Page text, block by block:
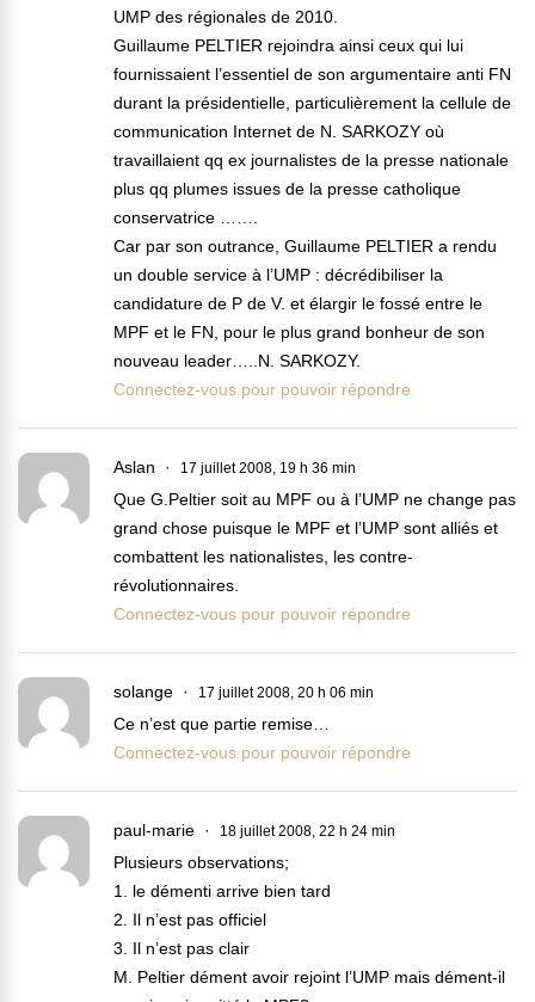
UMP des régionales de 2010.
Guillaume PELTIER rejoindra ainsi ceux qui lui
fournissaient l’essentiel de son argumentaire anti FN
durant la présidentielle, particulièrement la cellule de
communication Internet de N. SARKOZY où
travaillaient qq ex journalistes de la presse nationale
plus qq plumes issues de la presse catholique
conservatrice …….
Car par son outrance, Guillaume PELTIER a rendu
un double service à l’UMP : décrédibiliser la
candidature de P de V. et élargir le fossé entre le
MPF et le FN, pour le plus grand bonheur de son
nouveau leader…..N. SARKOZY.
Connectez-vous pour pouvoir répondre
Aslan 17 juillet 2008, 19 h 36 min
Que G.Peltier soit au MPF ou à l’UMP ne change pas
grand chose puisque le MPF et l’UMP sont alliés et
combattent les nationalistes, les contre-
révolutionnaires.
Connectez-vous pour pouvoir répondre
solange 17 juillet 2008, 20 h 06 min
Ce n’est que partie remise…
Connectez-vous pour pouvoir répondre
paul-marie 18 juillet 2008, 22 h 24 min
Plusieurs observations;
1. le démenti arrive bien tard
2. Il n’est pas officiel
3. Il n’est pas clair
M. Peltier dément avoir rejoint l’UMP mais dément-il